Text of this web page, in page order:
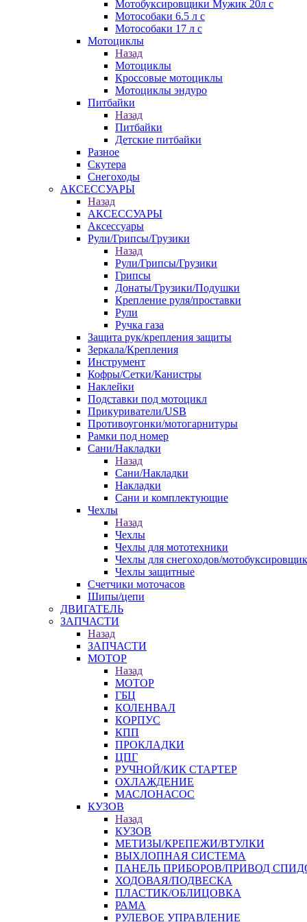
Мотобуксировщики Мужик 20л с
Мотособаки 6.5 л с
Мотособаки 17 л с
Мотоциклы
Назад
Мотоциклы
Кроссовые мотоциклы
Мотоциклы эндуро
Питбайки
Назад
Питбайки
Детские питбайки
Разное
Скутера
Снегоходы
АКСЕССУАРЫ
Назад
АКСЕССУАРЫ
Аксессуары
Рули/Грипсы/Грузики
Назад
Рули/Грипсы/Грузики
Грипсы
Донаты/Грузики/Подушки
Крепление руля/проставки
Рули
Ручка газа
Защита рук/крепления защиты
Зеркала/Крепления
Инструмент
Кофры/Сетки/Канистры
Наклейки
Подставки под мотоцикл
Прикуриватели/USB
Противоугонки/мотогарнитуры
Рамки под номер
Сани/Накладки
Назад
Сани/Накладки
Накладки
Сани и комплектующие
Чехлы
Назад
Чехлы
Чехлы для мототехники
Чехлы для снегоходов/
Чехлы защитные
Счетчики моточасов
Шипы/цепи
ДВИГАТЕЛЬ
ЗАПЧАСТИ
Назад
ЗАПЧАСТИ
МОТОР
Назад
МОТОР
ГБЦ
КОЛЕНВАЛ
КОРПУС
КПП
ПРОКЛАДКИ
ЦПГ
РУЧНОЙ/КИК СТАРТЕР
ОХЛАЖДЕНИЕ
МАСЛОНАСОС
КУЗОВ
Назад
КУЗОВ
МЕТИЗЫ/КРЕПЕЖИ/ВТУЛКИ
ВЫХЛОПНАЯ СИСТЕМА
ПАНЕЛЬ ПРИБОРОВ/ПРИВОД
ХОДОВАЯ/ПОДВЕСКА
ПЛАСТИК/ОБЛИЦОВКА
РАМА
РУЛЕВОЕ УПРАВЛЕНИЕ